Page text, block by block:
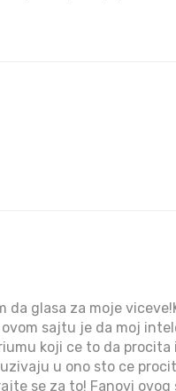
da glasa za moje
sajtu je da moj
koji ce to da procita
u ono sto ce
se za to! Fanovi